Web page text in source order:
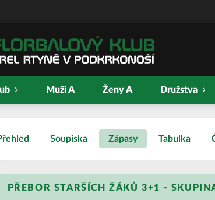
Muži A Ženy A Družstva
Soupiska Zápasy Tabulka
PŘEBOR STARŠÍCH ŽÁKŮ 3+1 -